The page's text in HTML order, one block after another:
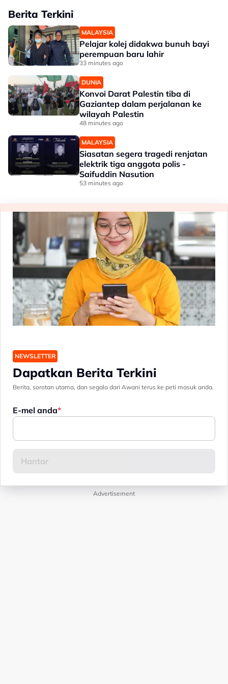
Berita Terkini
MALAYSIA
Pelajar kolej didakwa bunuh bayi
perempuan baru lahir
33 minutes ago
DUNIA
Konvoi Darat Palestin tiba di
Gaziantep dalam perjalanan ke
wilayah Palestin
48 minutes ago
MALAYSIA
Siasatan segera tragedi renjatan
elektrik tiga anggota polis -
Saifuddin Nasution
53 minutes ago
NEWSLETTER
Dapatkan Berita Terkini
Berita, sorotan utama, dan segala dari Awani terus ke peti masuk anda.
E-mel anda
Advertisement